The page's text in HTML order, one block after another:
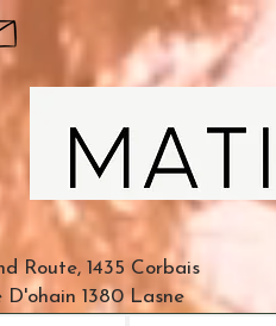
Route, 1435 Corbais
D'ohain 1380 Lasne